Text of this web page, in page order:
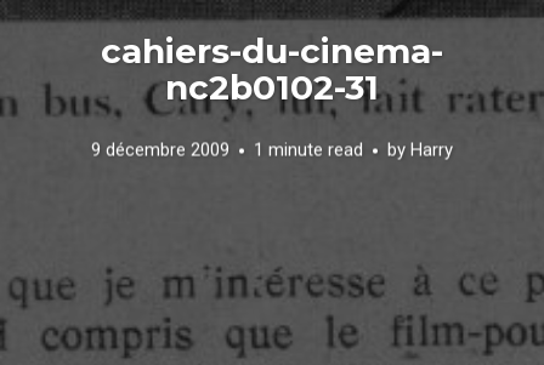
cahiers-du-cinema-
nc2b0102-31
9 décembre 2009 1 minute read by Harry